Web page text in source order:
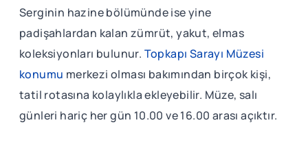
Serginin hazine bölümünde ise yine
padişahlardan kalan zümrüt, yakut, elmas
koleksiyonları bulunur. Topkapı Sarayı Müzesi
konumu merkezi olması bakımından birçok kişi,
tatil rotasına kolaylıkla ekleyebilir. Müze, salı
günleri hariç her gün 10.00 ve 16.00 arası açıktır.